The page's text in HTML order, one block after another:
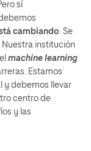
sí
cambiando. Se
institución
machine learning
Estamos
y debemos llevar
centro de
y las